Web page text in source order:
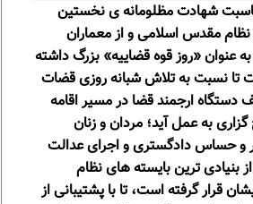
شهادت مظلومانه ی نخستین
مقدس اسلامی و از معماران
عنوان «روز قوه قضاییه» بزرگ داشته
نسبت به تلاش شبانه روزی قضات
دستگاه ارجمند قضا در مسیر اقامه
به عمل آید؛ مردان و زنان
و حساس دادگستری و اجرای عدالت
بنیادی ترین بایسته های نظام
قرار گرفته است، تا با پشتيبانی‏ از